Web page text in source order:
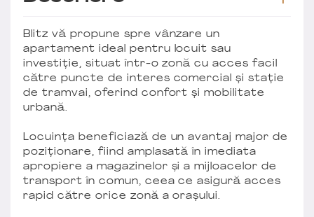
Blitz vă propune spre vânzare un
apartament ideal pentru locuit sau
investiție, situat într-o zonă cu acces facil
către puncte de interes comercial și stație
de tramvai, oferind confort și mobilitate
urbană.
Locuința beneficiază de un avantaj major de
poziționare, fiind amplasată în imediata
apropiere a magazinelor și a mijloacelor de
transport în comun, ceea ce asigură acces
rapid către orice zonă a orașului.